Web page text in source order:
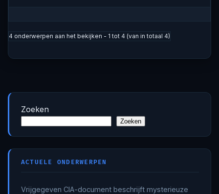
4 onderwerpen aan het bekijken - 1 tot 4 (van in totaal 4)
Zoeken
Zoeken
ACTUELE ONDERWERPEN
Vrijgegeven CIA-document beschrijft mysterieuze